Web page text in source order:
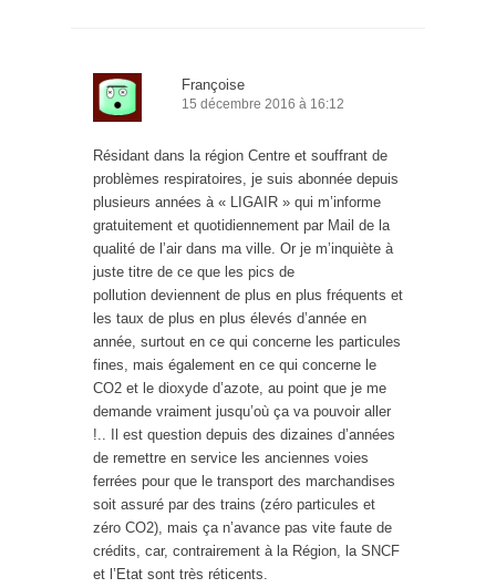
Françoise
15 décembre 2016 à 16:12
Résidant dans la région Centre et souffrant de
problèmes respiratoires, je suis abonnée depuis
plusieurs années à « LIGAIR » qui m’informe
gratuitement et quotidiennement par Mail de la
qualité de l’air dans ma ville. Or je m’inquiète à
juste titre de ce que les pics de
pollution deviennent de plus en plus fréquents et
les taux de plus en plus élevés d’année en
année, surtout en ce qui concerne les particules
fines, mais également en ce qui concerne le
CO2 et le dioxyde d’azote, au point que je me
demande vraiment jusqu’où ça va pouvoir aller
!.. Il est question depuis des dizaines d’années
de remettre en service les anciennes voies
ferrées pour que le transport des marchandises
soit assuré par des trains (zéro particules et
zéro CO2), mais ça n’avance pas vite faute de
crédits, car, contrairement à la Région, la SNCF
et l’Etat sont très réticents.